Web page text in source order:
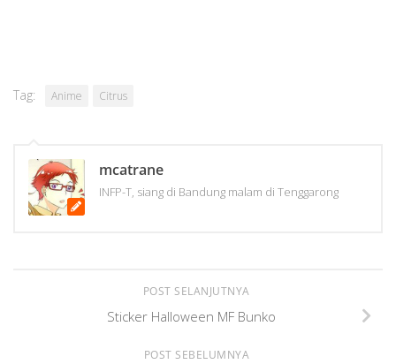
Tag: Anime Citrus
mcatrane
INFP-T, siang di Bandung malam di Tenggarong
POST SELANJUTNYA
Sticker Halloween MF Bunko
POST SEBELUMNYA